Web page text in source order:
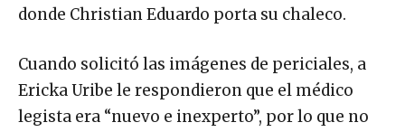
donde Christian Eduardo porta su chaleco.
Cuando solicitó las imágenes de periciales, a
Ericka Uribe le respondieron que el médico
legista era “nuevo e inexperto”, por lo que no